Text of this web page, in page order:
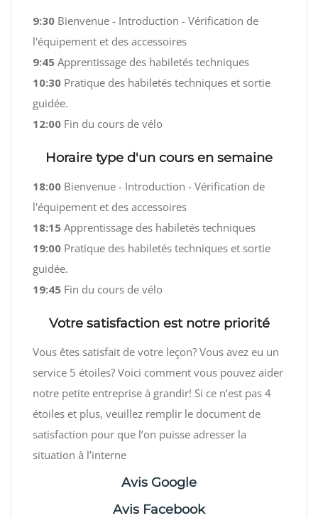
9:30 Bienvenue - Introduction - Vérification de
l'équipement et des accessoires
9:45 Apprentissage des habiletés techniques
10:30 Pratique des habiletés techniques et sortie
guidée.
12:00 Fin du cours de vélo
Horaire type d'un cours en semaine
18:00 Bienvenue - Introduction - Vérification de
l'équipement et des accessoires
18:15 Apprentissage des habiletés techniques
19:00 Pratique des habiletés techniques et sortie
guidée.
19:45 Fin du cours de vélo
Votre satisfaction est notre priorité
Vous êtes satisfait de votre leçon? Vous avez eu un
service 5 étoiles? Voici comment vous pouvez aider
notre petite entreprise à grandir! Si ce n’est pas 4
étoiles et plus, veuillez remplir le document de
satisfaction pour que l’on puisse adresser la
situation à l’interne
Avis Google
Avis Facebook